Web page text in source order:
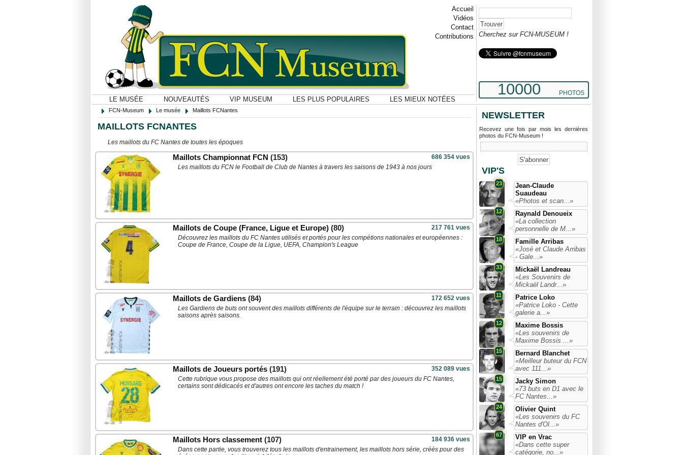
Accueil
Vidéos
Contact
Contributions
LE MUSÉE NOUVEAUTÉS VIP MUSEUM LES PLUS POPULAIRES LES MIEUX NOTÉES
Cherchez sur FCN-MUSEUM !
10000 PHOTOS
FCN-Museum Le musée Maillots FCNantes
MAILLOTS FCNANTES
Les maillots du FC Nantes de toutes les époques
Maillots Championnat FCN (153) 686 354 vues
Les maillots du FCN le Football de Club de Nantes à travers les saisons de 1943 à nos jours
Maillots de Coupe (France, Ligue et Europe) (80) 217 761 vues
Découvrez les maillots du FC Nantes utilisés et portés pour les compétions nationales et européennes :
Coupe de France, Coupe de la Ligue, UEFA, Champion's League
Maillots de Gardiens (84) 172 652 vues
Les Gardiens de buts ont souvent des maillots différents de l'équipe sur le terrain : découvrez les maillots
saisons après saisons.
Maillots de Joueurs portés (191) 352 089 vues
Cette rubrique vous propose des maillots qui ont réellement été porté par des joueurs du FC Nantes,
certains sont dédicacés et d'autres ont encore les taches du match !
Maillots Hors classement (107) 184 936 vues
Dans cette partie, vous trouverez tous les maillots d'entrainement, les maillots hors série, créés pour des
NEWSLETTER
Recevez une fois par mois les dernières
photos du FCN-Museum !
VIP'S
23
Jean-Claude
Suaudeau
«Photos et scan...»
12
Raynald Denoueix
«La collection
personnelle de M...»
18
Famille Arribas
«José et Claude Arribas
- Gale...»
33
Mickaël Landreau
«Les Souvenirs de
Mickaël Landr...»
11
Patrice Loko
«Patrice Loko - Cette
galerie a...»
12
Maxime Bossis
«Les souvenirs de
Maxime Bossis ...»
15
Bernard Blanchet
«Meilleur buteur du FCN
avec 111...»
15
Jacky Simon
«73 buts en D1 avec le
FC Nantes...»
24
Olivier Quint
«Les souvenirs du FC
Nantes d'Ol...»
67
VIP en Vrac
«Dans cette super
catégorie, no...»